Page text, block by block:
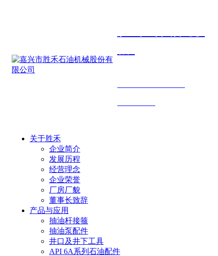
关于胜禾
企业简介
发展历程
经营理念
企业荣誉
厂房厂貌
董事长致辞
产品与应用
抽油杆接箍
抽油泵配件
井口及井下工具
API 6A系列石油配件